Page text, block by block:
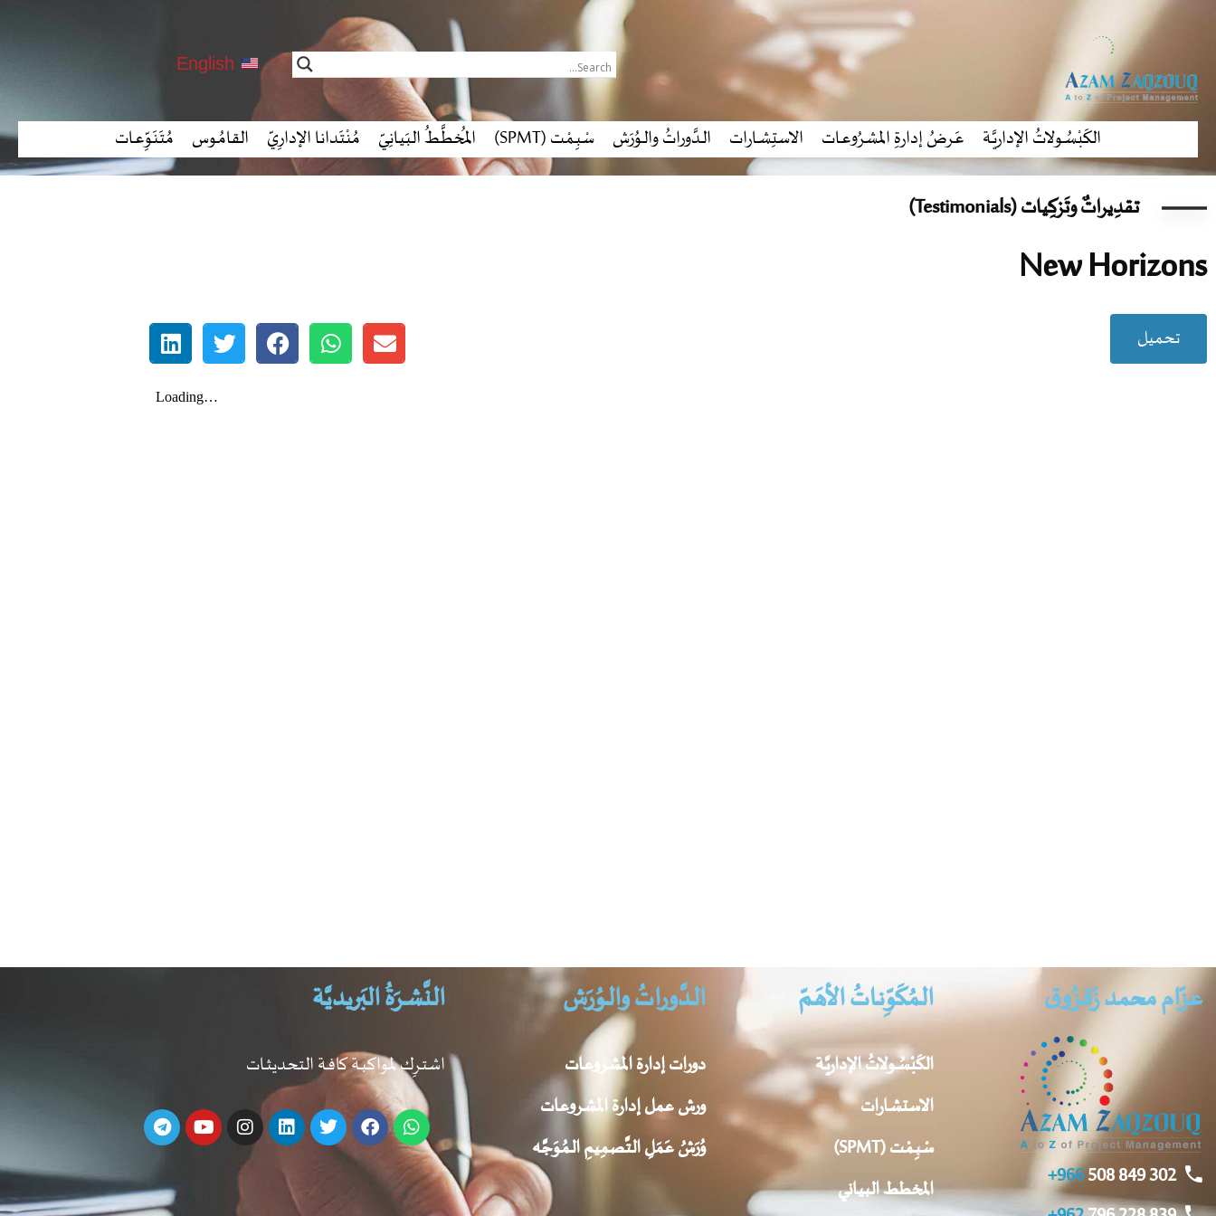
English
الكَبْسُـولاتُ الإداريَّـة عَـرضُ إدارةِ المشرُوعـات الاستِشـارات الـدَّوراتُ والـوُرَش سْبِـمْـت (SPMT) المُخطَّـطُ البَيانِـيّ مُنْتَدانا الإدارِيّ القامُـوس مُتَنَوِّعـات
تقدِيراتٌ وتَزكِيات (Testimonials)
New Horizons
تحميل
عزّام محمد زَقزُوق
302 849 508
966+
الـمُكَوِّنـاتُ الأهَـمّ
الكَبْسُـولاتُ الإداريَّـة
الاستشارات
سْبِـمْـت (SPMT)
المخطط البياني
الـدَّوراتُ والـوُرَش
دورات إدارة المشروعات
ورش عمل إدارة المشروعات
وُرَشُ عَمَلِ التَّصمِيمِ الـمُوَجَّه
النَّشـرَةُ البَريديَّـة
اشتـرِك لمواكبـة كافـة التحديثـات